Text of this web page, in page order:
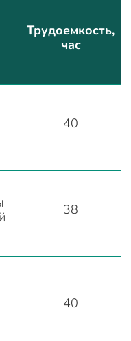
Трудоемкость,
час
40
38
40